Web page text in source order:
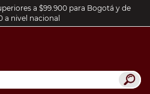
a $99.900 para Bogotá y de
a nivel nacional